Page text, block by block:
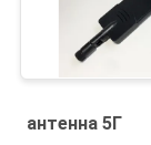
антенна 5Г